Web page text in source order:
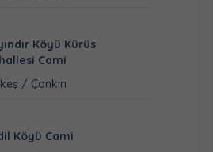
Köyü Kürüs
Cami
/ Çankırı
Köyü Cami